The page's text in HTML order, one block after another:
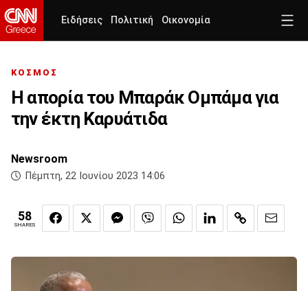
Ειδήσεις Πολιτική Οικονομία
ΚΟΣΜΟΣ
Η απορία του Μπαράκ Ομπάμα για
την έκτη Καρυάτιδα
Newsroom
Πέμπτη, 22 Ιουνίου 2023 14:06
58
SHARES